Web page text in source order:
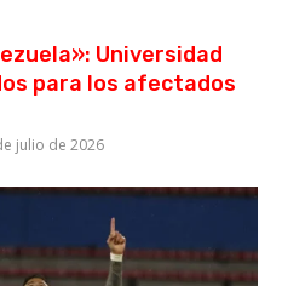
Universidad
para los afectados
julio de 2026